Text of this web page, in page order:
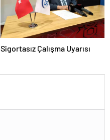
Sigortasız Çalışma Uyarısı